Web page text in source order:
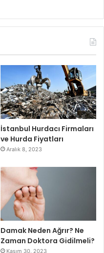
İstanbul Hurdacı Firmaları
ve Hurda Fiyatları
Aralık 8, 2023
Damak Neden Ağrır? Ne
Zaman Doktora Gidilmeli?
Kasım 30, 2023